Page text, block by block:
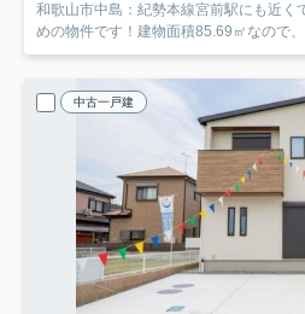
和歌山市中島：紀勢本線宮前駅にも近く
めの物件です！建物面積85.69㎡なので
中古一戸建